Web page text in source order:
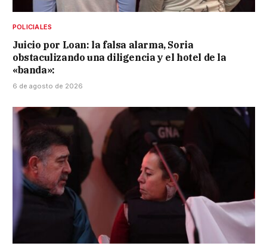
POLICIALES
Juicio por Loan: la falsa alarma, Soria
obstaculizando una diligencia y el hotel de la
«banda»:
6 de agosto de 2026